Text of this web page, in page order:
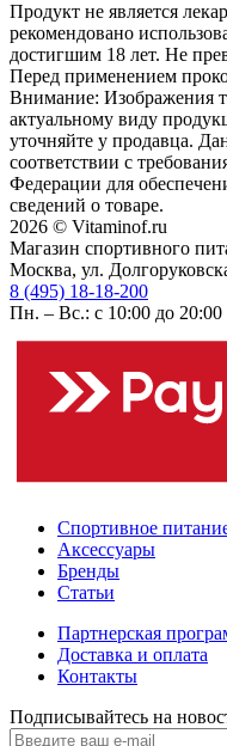
Продукт не является
рекомендовано
достигшим 18 лет. Не
Перед применением
Внимание: Изображения
актуальному виду
уточняйте у продавца.
соответствии с
Федерации для
сведений о товаре.
2026 © Vitaminof.ru
Магазин спортивного
Москва, ул.
8 (495) 18-18-200
Пн. – Вс.: с 10:00 до 20:00
Спортивное
Аксессуары
Бренды
Статьи
Партнерская
Доставка и оплата
Контакты
Подписывайтесь на